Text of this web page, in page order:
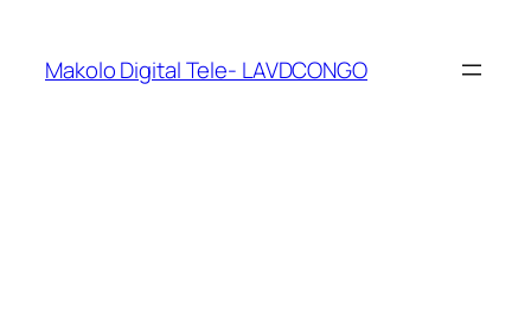
Makolo Digital Tele- LAVDCONGO